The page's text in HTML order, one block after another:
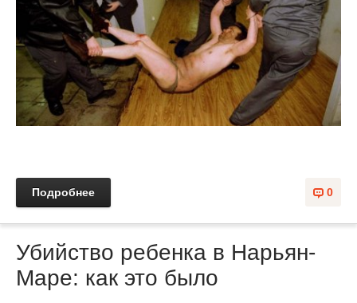
0
Подробнее
Убийство ребенка в Нарьян-
Маре: как это было